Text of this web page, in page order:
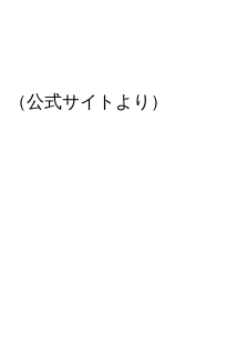
（公式サイトより）